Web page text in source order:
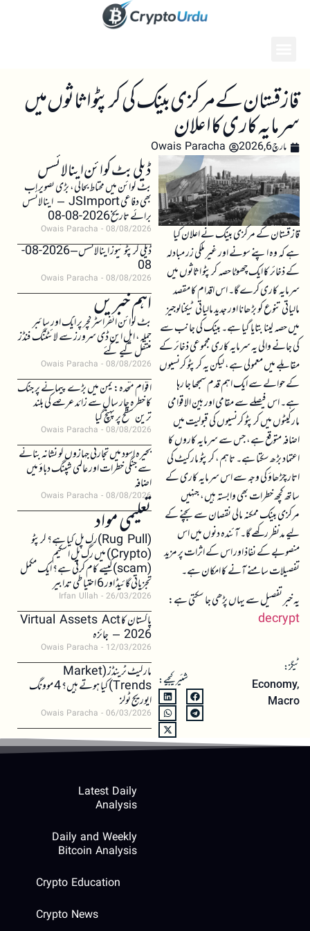
قازقستان کے مرکزی بینک کی کرپٹو اثاثوں میں
سرمایہ کاری کا اعلان
مارچ 6, 2026 Owais Paracha
قازقستان کے مرکزی بینک نے اعلان کیا
ہے کہ وہ اپنے سونے اور غیر ملکی زر مبادلہ
کے ذخائر کا ایک چھوٹا حصہ کرپٹو اثاثوں میں
سرمایہ کاری کرے گا۔ اس اقدام کا مقصد
مالیاتی تنوع کو بڑھانا اور جدید مالیاتی ٹیکنالوجیز
میں حصہ لینا بتایا گیا ہے۔ بینک کی جانب سے
کی جانے والی یہ سرمایہ کاری مجموعی ذخائر کے
مقابلے میں معمولی ہے، لیکن یہ کرپٹو کرنسیوں
کے حوالے سے ایک اہم قدم سمجھا جا رہا
ہے۔ اس فیصلے سے مقامی اور بین الاقوامی
مارکیٹوں میں کرپٹو کرنسیوں کی قبولیت میں
اضافہ متوقع ہے، جس سے سرمایہ کاروں کا
اعتماد بڑھ سکتا ہے۔ تاہم، کرپٹو مارکیٹ کی
اتار چڑھاؤ کی وجہ سے اس سرمایہ کاری کے
ساتھ کچھ خطرات بھی وابستہ ہیں، جنہیں
مرکزی بینک ممکنہ مالی نقصان سے بچنے کے
لیے مدنظر رکھے گا۔ آئندہ دنوں میں اس
منصوبے کے نفاذ اور اس کے اثرات پر مزید
تفصیلات سامنے آنے کا امکان ہے۔
یہ خبر تفصیل سے یہاں پڑھی جا سکتی ہے:
decrypt
ٹیگز:
Economy,
Macro
شئیر کیجیے:
ڈیلی بٹ کوائن اینالائسس
بٹ کوائن میں محتاط بحالی، بڑی تصویر اب
بھی دفاعی JSImport – اینالائسس
برائے تاریخ 2026-08-08
Owais Paracha 08/08/2026
ڈیلی کرپٹو نیوز اینالائسس – 2026-08-
08
Owais Paracha 08/08/2026
اہم خبریں
بٹ کوائن انفراسٹرکچر پر ایک اور سائبر
حملہ، ایل این ڈی سرورز سے لائٹننگ فنڈز
منتقل کیے گئے
Owais Paracha 08/08/2026
اقوام متحدہ: یمن میں بڑے پیمانے پر جنگ
کا خطرہ چار سال سے زائد عرصے کی بلند
ترین سطح پر پہنچ گیا
Owais Paracha 08/08/2026
بحیرہ اسود میں تجارتی جہازوں کو نشانہ بنانے
سے جنگی خطرات اور عالمی شپنگ دباؤ میں
اضافہ
Owais Paracha 08/08/2026
تعلیمی مواد(Rug Pull)رگ پل کیا ہے؟ کرپٹو
(Crypto) میں رگ پل اسکیم
(scam)کیسے کام کرتی ہے؟ ایک مکمل
تجزیاتی گائیڈ اور 6 احتیاطی تدابیر
Irfan Ullah 26/03/2026
پاکستان کا Virtual Assets Act
2026 – جائزہ
Owais Paracha 12/03/2026
مارکیٹ ٹرینڈز (Market
Trends) کیا ہوتے ہیں؟ 4 موونگ
ایوریج ٹولز
Owais Paracha 06/03/2026
Latest Daily
Analysis
Daily and Weekly
Bitcoin Analysis
Crypto Education
Crypto News